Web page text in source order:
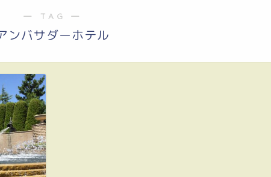
― TAG ―
ンバサダーホテル